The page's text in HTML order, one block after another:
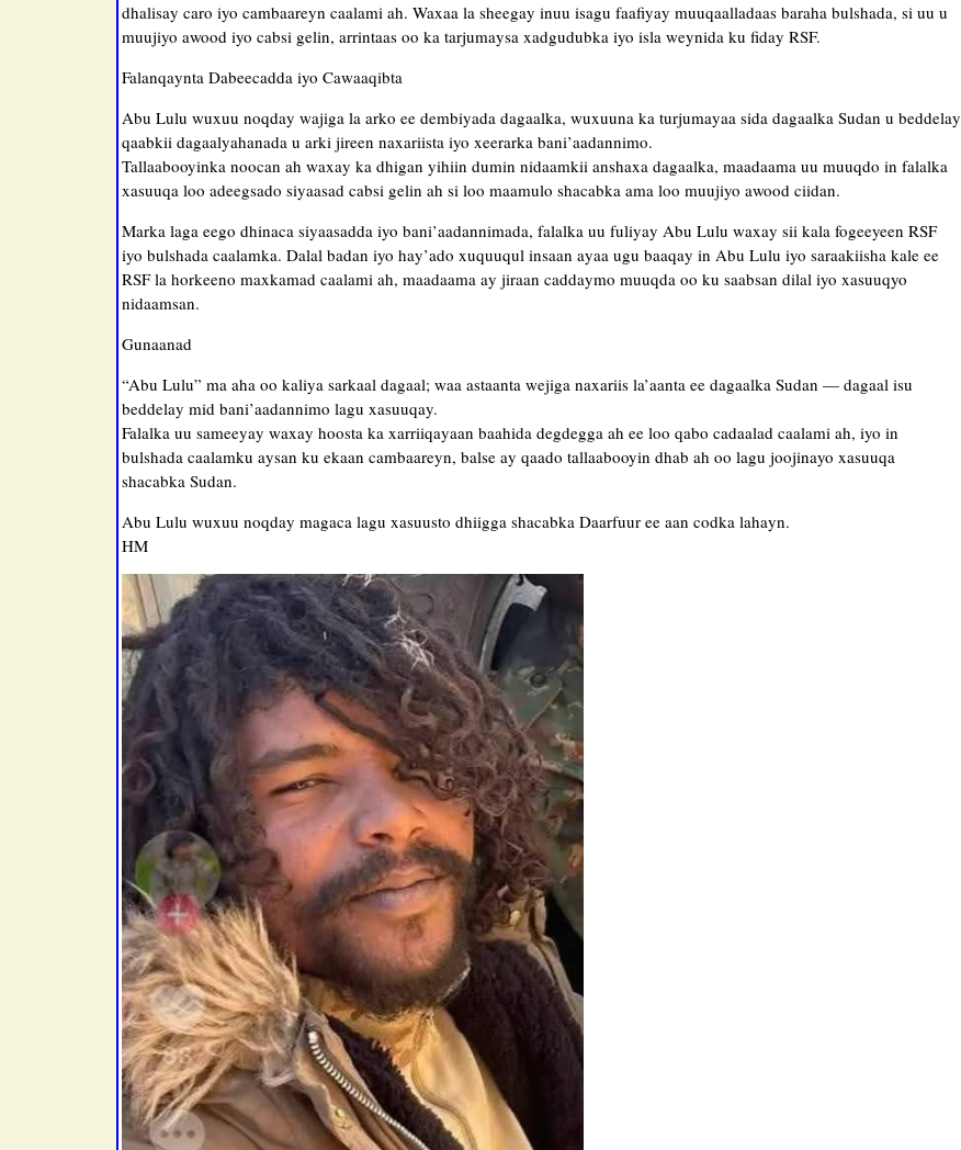
dhalisay caro iyo cambaareyn caalami ah. Waxaa la sheegay inuu isagu faafiyay muuqaalladaas baraha bulshada, si uu u
muujiyo awood iyo cabsi gelin, arrintaas oo ka tarjumaysa xadgudubka iyo isla weynida ku fiday RSF.
Falanqaynta Dabeecadda iyo Cawaaqibta
Abu Lulu wuxuu noqday wajiga la arko ee dembiyada dagaalka, wuxuuna ka turjumayaa sida dagaalka Sudan u beddelay
qaabkii dagaalyahanada u arki jireen naxariista iyo xeerarka bani’aadannimo.
Tallaabooyinka noocan ah waxay ka dhigan yihiin dumin nidaamkii anshaxa dagaalka, maadaama uu muuqdo in falalka
xasuuqa loo adeegsado siyaasad cabsi gelin ah si loo maamulo shacabka ama loo muujiyo awood ciidan.
Marka laga eego dhinaca siyaasadda iyo bani’aadannimada, falalka uu fuliyay Abu Lulu waxay sii kala fogeeyeen RSF
iyo bulshada caalamka. Dalal badan iyo hay’ado xuquuqul insaan ayaa ugu baaqay in Abu Lulu iyo saraakiisha kale ee
RSF la horkeeno maxkamad caalami ah, maadaama ay jiraan caddaymo muuqda oo ku saabsan dilal iyo xasuuqyo
nidaamsan.
Gunaanad
“Abu Lulu” ma aha oo kaliya sarkaal dagaal; waa astaanta wejiga naxariis la’aanta ee dagaalka Sudan — dagaal isu
beddelay mid bani’aadannimo lagu xasuuqay.
Falalka uu sameeyay waxay hoosta ka xarriiqayaan baahida degdegga ah ee loo qabo cadaalad caalami ah, iyo in
bulshada caalamku aysan ku ekaan cambaareyn, balse ay qaado tallaabooyin dhab ah oo lagu joojinayo xasuuqa
shacabka Sudan.
Abu Lulu wuxuu noqday magaca lagu xasuusto dhiigga shacabka Daarfuur ee aan codka lahayn.
HM